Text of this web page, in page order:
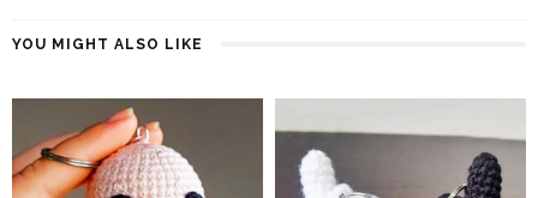
YOU MIGHT ALSO LIKE